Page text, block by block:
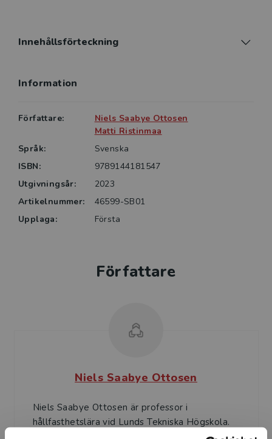
Innehållsförteckning
Information
Författare:
Niels Saabye Ottosen
Matti Ristinmaa
Språk:
Svenska
ISBN:
9789144181547
Utgivningsår:
2023
Artikelnummer:
46599-SB01
Upplaga:
Första
Författare
Niels Saabye Ottosen
Niels Saabye Ottosen är professor i
hållfasthetslära vid Lunds Tekniska Högskola.
Han har skrivit internationella läroböcker inom